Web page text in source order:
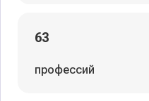
63
профессий